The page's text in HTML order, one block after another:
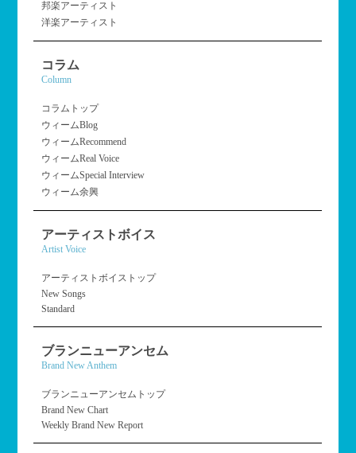
邦楽アーティスト
洋楽アーティスト
コラム
Column
コラムトップ
ウィームBlog
ウィームRecommend
ウィームReal Voice
ウィームSpecial Interview
ウィーム余興
アーティストボイス
Artist Voice
アーティストボイストップ
New Songs
Standard
ブランニューアンセム
Brand New Anthem
ブランニューアンセムトップ
Brand New Chart
Weekly Brand New Report